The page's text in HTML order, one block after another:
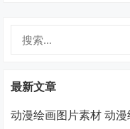
最新文章
动漫绘画图片素材 动